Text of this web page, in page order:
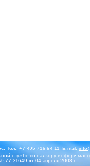
Тел.: +7 495 718-84-11, E-mail:
службе по надзору в сфере
77-31649 от 04 апреля 2008 г.